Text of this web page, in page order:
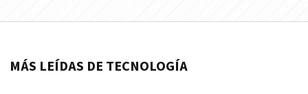
MÁS LEÍDAS DE TECNOLOGÍA